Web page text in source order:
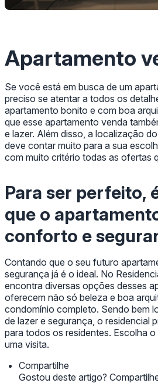
Apartamento
Se você está em busca de um
preciso se atentar a todos os
apartamento bonito e com boa
que esse apartamento venda
e lazer. Além disso, a localização
deve contar muito para a sua
com muito critério todas as ofertas
Para ser perfeito,
que o
conforto e
Contando que o seu futuro
segurança já é o ideal. No
encontra diversas opções desses
oferecem não só beleza e boa
condomínio completo. Sendo bem
de lazer e segurança, o residencial
para todos os residentes. Escolha
uma visita.
Compartilhe
Gostou deste artigo?